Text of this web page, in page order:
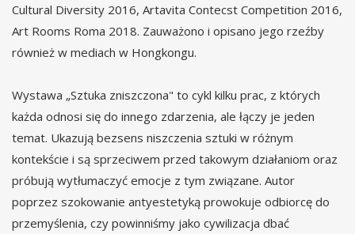
Cultural Diversity 2016, Artavita Contecst Competition 2016,
Art Rooms Roma 2018. Zauważono i opisano jego rzeźby
również w mediach w Hongkongu.
Wystawa „Sztuka zniszczona" to cykl kilku prac, z których
każda odnosi się do innego zdarzenia, ale łączy je jeden
temat. Ukazują bezsens niszczenia sztuki w różnym
kontekście i są sprzeciwem przed takowym działaniom oraz
próbują wytłumaczyć emocje z tym związane. Autor
poprzez szokowanie antyestetyką prowokuje odbiorcę do
przemyślenia, czy powinniśmy jako cywilizacja dbać